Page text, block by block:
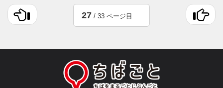
27 / 33 ページ目